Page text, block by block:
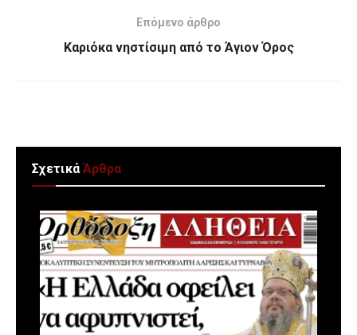
Επόμενο άρθρο
Καριόκα νηστίσιμη από το Άγιον Όρος
ΣχετικάΆρθρα